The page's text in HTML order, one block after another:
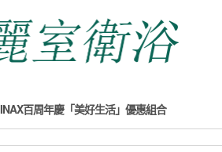
INAX百周年慶「美好生活」優惠組合